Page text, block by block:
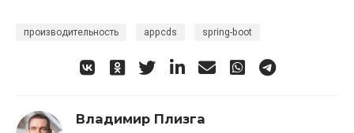
производительность appcds spring-boot
Владимир Плизга